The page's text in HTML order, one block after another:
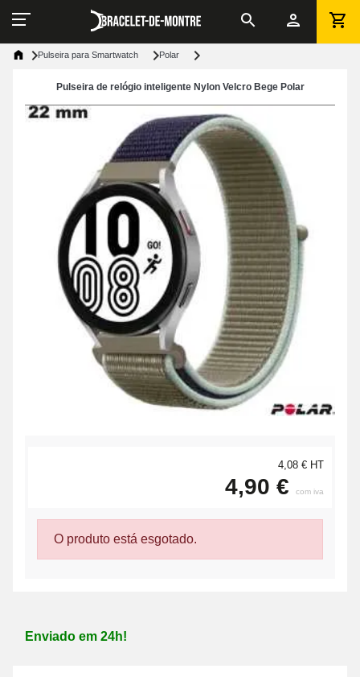
Pulseira para Smartwatch Polar
Pulseira de relógio inteligente Nylon Velcro Bege Polar
4,08 € HT
4,90 € com iva
O produto está esgotado.
Enviado em 24h!